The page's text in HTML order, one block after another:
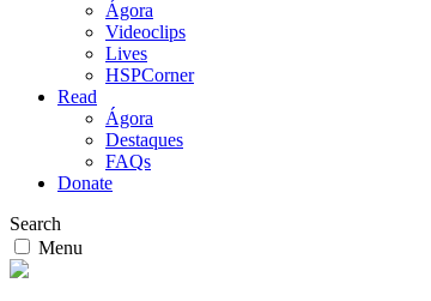
Ágora
Videoclips
Lives
HSPCorner
Read
Ágora
Destaques
FAQs
Donate
Search
Menu